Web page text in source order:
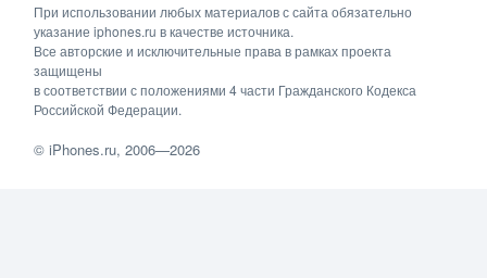
При использовании любых материалов с сайта обязательно
указание iphones.ru в качестве источника.
Все авторские и исключительные права в рамках проекта
защищены
в соответствии с положениями 4 части Гражданского Кодекса
Российской Федерации.
©iPhones.ru, 2006—2026